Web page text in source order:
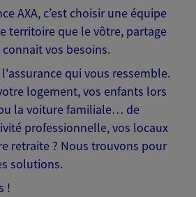
AXA, c’est choisir une équipe
territoire que le vôtre, partage
vos besoins.
qui vous ressemble.
logement, vos enfants lors
la voiture familiale… de
professionnelle, vos locaux
retraite ? Nous trouvons pour
solutions.
!